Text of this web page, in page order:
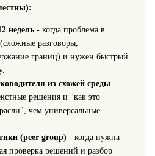
недель- когда проблема в
разговоры,
границ) и нужен быстрый
из схожей среды-
решения и "как это
чем универсальные
(peer group) - когда нужна
проверка решений и разбор